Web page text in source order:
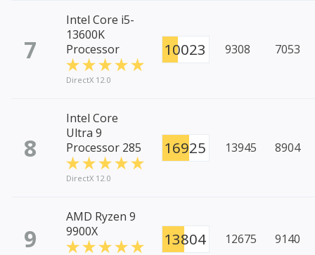
7
Intel Core i5-
13600K
Processor
DirectX 12.0
10023 9308 7053
8
Intel Core
Ultra 9
Processor 285
DirectX 12.0
16925 13945 8904
9
AMD Ryzen 9
9900X
13804 12675 9140